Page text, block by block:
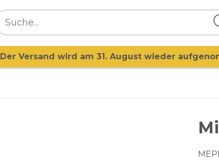
Der Versand wird am 31. August wieder